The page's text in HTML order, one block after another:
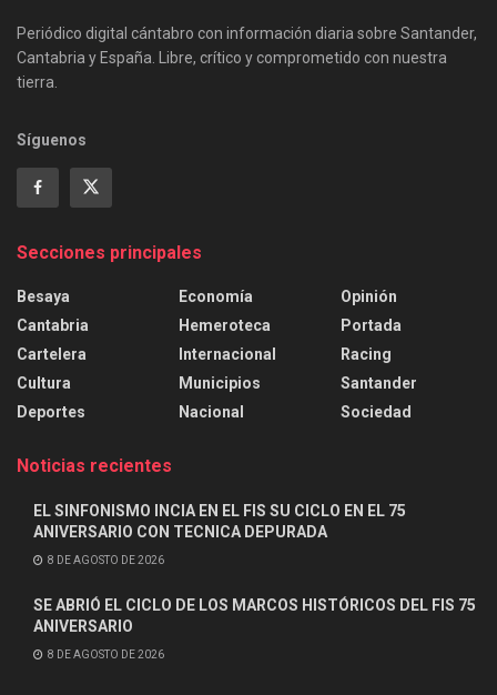
Periódico digital cántabro con información diaria sobre Santander,
Cantabria y España. Libre, crítico y comprometido con nuestra
tierra.
Síguenos
Secciones principales
Besaya
Cantabria
Cartelera
Cultura
Deportes
Economía
Hemeroteca
Internacional
Municipios
Nacional
Opinión
Portada
Racing
Santander
Sociedad
Noticias recientes
EL SINFONISMO INCIA EN EL FIS SU CICLO EN EL 75
ANIVERSARIO CON TECNICA DEPURADA
8 DE AGOSTO DE 2026
SE ABRIÓ EL CICLO DE LOS MARCOS HISTÓRICOS DEL FIS 75
ANIVERSARIO
8 DE AGOSTO DE 2026